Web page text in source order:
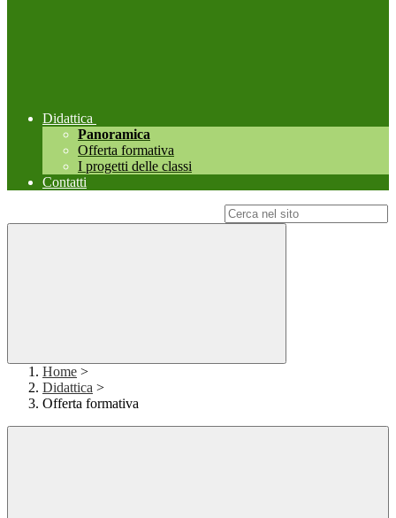
Didattica
Panoramica
Offerta formativa
I progetti delle classi
Contatti
Home >
Didattica >
Offerta formativa